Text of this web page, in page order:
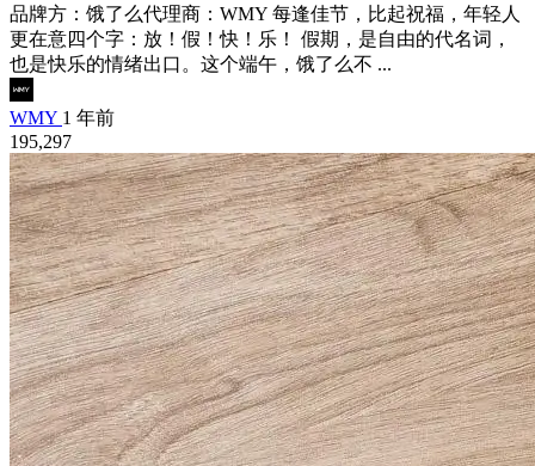
品牌方：饿了么代理商：WMY 每逢佳节，比起祝福，年轻人
更在意四个字：放！假！快！乐！ 假期，是自由的代名词，
也是快乐的情绪出口。这个端午，饿了么不 ...
WMY 1 年前
195,297